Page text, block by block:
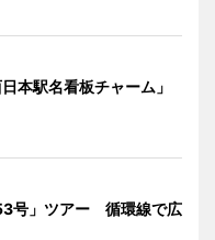
本駅名看板チャーム」
号」ツアー 循環線で広